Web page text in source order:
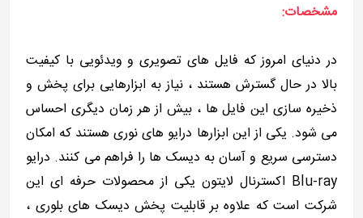
مشخصات:
در دنیای امروز که فایل های تصویری و ویدئویی با کیفیت
بالا در حال گسترش هستند ، نیاز به ابزارهایی برای پخش و
ذخیره سازی این فایل ها ، بیش از هر زمان دیگری احساس
می شود. یکی از این ابزارها درایو های نوری هستند که امکان
دسترسی سریع و آسان به دیسک ها را فراهم می کنند. درایو
Blu-ray اکسترنال لایتون یکی از محصولات حرفه ای این
شرکت است که علاوه بر قابلیت پخش دیسک های بلوری ،